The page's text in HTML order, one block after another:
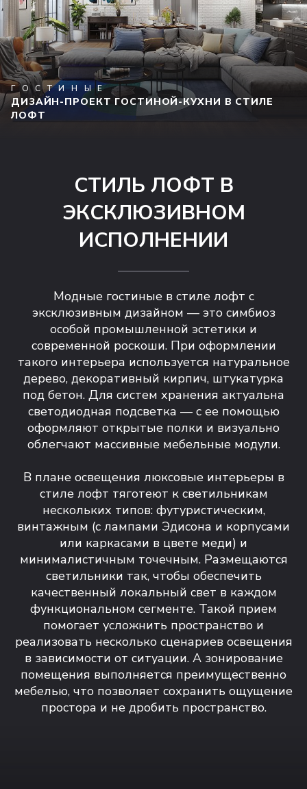
ГОСТИНЫЕ
ДИЗАЙН-ПРОЕКТ ГОСТИНОЙ-КУХНИ В СТИЛЕ
ЛОФТ
СТИЛЬ ЛОФТ В
ЭКСКЛЮЗИВНОМ
ИСПОЛНЕНИИ
Модные гостиные в стиле лофт с
эксклюзивным дизайном — это симбиоз
особой промышленной эстетики и
современной роскоши. При оформлении
такого интерьера используется натуральное
дерево, декоративный кирпич, штукатурка
под бетон. Для систем хранения актуальна
светодиодная подсветка — с ее помощью
оформляют открытые полки и визуально
облегчают массивные мебельные модули.
В плане освещения люксовые интерьеры в
стиле лофт тяготеют к светильникам
нескольких типов: футуристическим,
винтажным (с лампами Эдисона и корпусами
или каркасами в цвете меди) и
минималистичным точечным. Размещаются
светильники так, чтобы обеспечить
качественный локальный свет в каждом
функциональном сегменте. Такой прием
помогает усложнить пространство и
реализовать несколько сценариев освещения
в зависимости от ситуации. А зонирование
помещения выполняется преимущественно
мебелью, что позволяет сохранить ощущение
простора и не дробить пространство.